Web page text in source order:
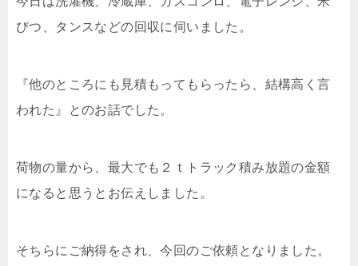
びつ、タンスなどの回収に伺いました。
『他のところにも見積もってもらったら、結構高く言
われた』とのお話でした。
荷物の量から、最大でも２ｔトラック積み放題の金額
になると思うとお伝えしました。
そちらにご納得をされ、今回のご依頼となりました。